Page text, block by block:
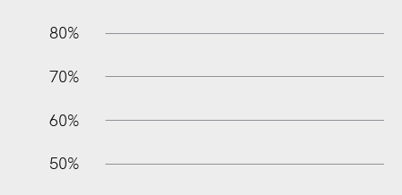
100%
80%
70%
60%
50%